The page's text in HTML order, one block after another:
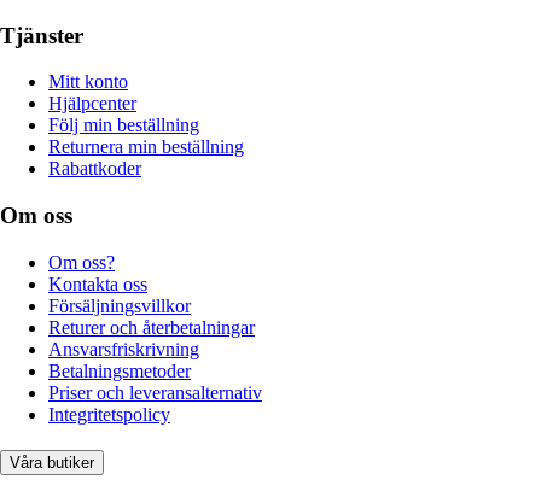
Tjänster
Mitt konto
Hjälpcenter
Följ min beställning
Returnera min beställning
Rabattkoder
Om oss
Om oss?
Kontakta oss
Försäljningsvillkor
Returer och återbetalningar
Ansvarsfriskrivning
Betalningsmetoder
Priser och leveransalternativ
Integritetspolicy
Våra butiker